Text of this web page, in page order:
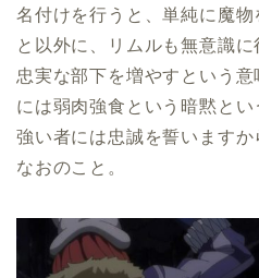
名付けを行うと、単純に魔物
と以外に、リムルも無意識
忠実な部下を増やすという
には弱肉強食という暗黙とい
強い者には忠誠を誓います
なおのこと。